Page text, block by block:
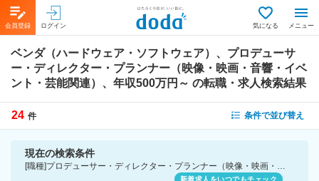
会員登録 ログイン 気になる メニュー
ベンダ（ハードウェア・ソフトウェア）、プロデューサ
ー・ディレクター・プランナー（映像・映画・音響・イベ
ント・芸能関連）、年収500万円～ の転職・求人検索結果
24 件 条件で並び替え
現在の検索条件
[職種]プロデューサー・ディレクター・プランナー（映像・映画・音響・イベント・芸能関連）-映像・映画・音響・イベント・芸能関連 [業種]ベンダ（ハードウェア・ソフトウェア）-IT・通信業界 [年収]500万円～
新着求人をいつでもチェック